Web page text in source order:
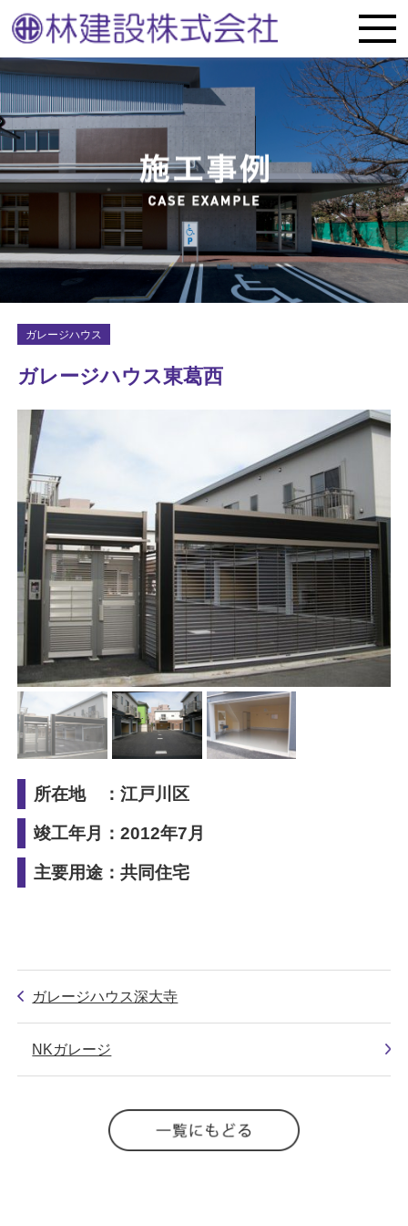
ガレージハウス
ガレージハウス東葛西
所在地 ：江戸川区
竣工年月：2012年7月
主要用途：共同住宅
ガレージハウス深大寺
NKガレージ